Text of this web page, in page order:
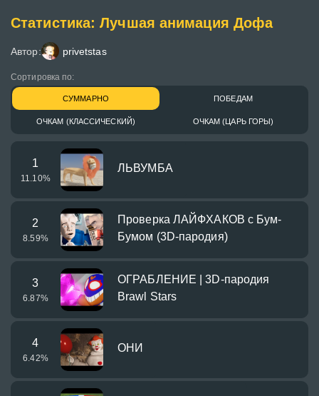
Статистика: Лучшая анимация Дофа
Автор: privetstas
Сортировка по:
СУММАРНО ПОБЕДАМ
ОЧКАМ (КЛАССИЧЕСКИЙ) ОЧКАМ (ЦАРЬ ГОРЫ)
1
11.10%
ЛЬВУМБА
2
8.59%
Проверка ЛАЙФХАКОВ с Бум-
Бумом (3D-пародия)
3
6.87%
ОГРАБЛЕНИЕ | 3D-пародия
Brawl Stars
4
6.42%
ОНИ